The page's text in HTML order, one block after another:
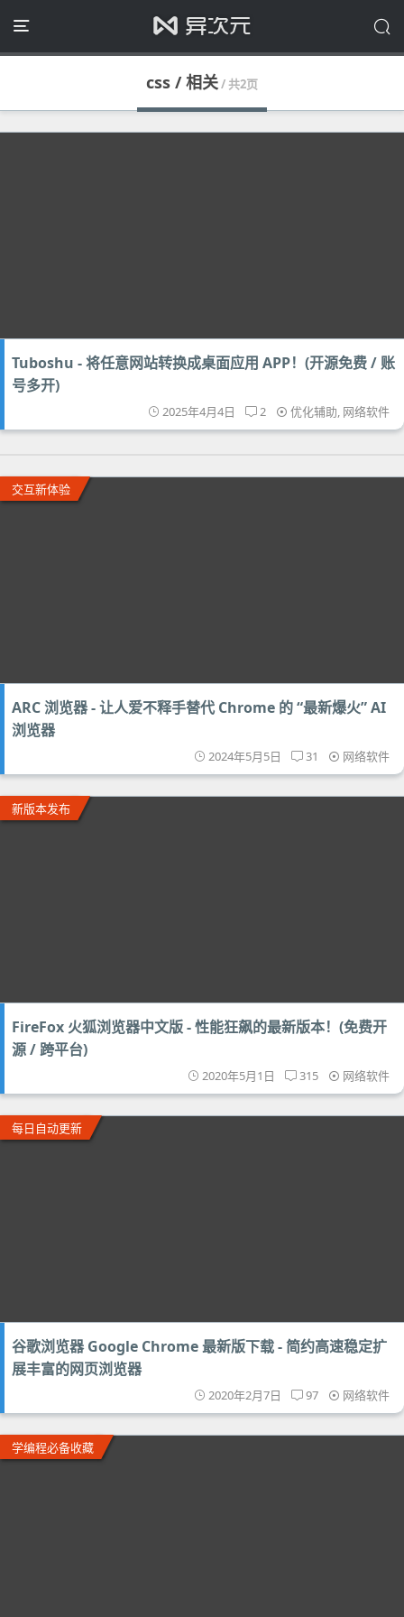
css / 相关/ 共2页
Tuboshu - 将任意网站转换成桌面应用 APP！(开源免费 / 账
号多开)
2025年4月4日 2 优化辅助, 网络软件
交互新体验
ARC 浏览器 - 让人爱不释手替代 Chrome 的 “最新爆火” AI
浏览器
2024年5月5日 31 网络软件
新版本发布
FireFox 火狐浏览器中文版 - 性能狂飙的最新版本！(免费开
源 / 跨平台)
2020年5月1日 315 网络软件
每日自动更新
谷歌浏览器 Google Chrome 最新版下载 - 简约高速稳定扩
展丰富的网页浏览器
2020年2月7日 97 网络软件
学编程必备收藏